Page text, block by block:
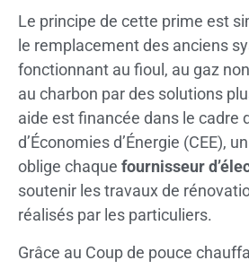
Le principe de cette prime est
le remplacement des anciens
fonctionnant au fioul, au gaz
au charbon par des solutions
aide est financée dans le cadre
d’Économies d’Énergie (CEE),
oblige chaque fournisseur
soutenir les travaux de
réalisés par les particuliers.
Grâce au Coup de pouce